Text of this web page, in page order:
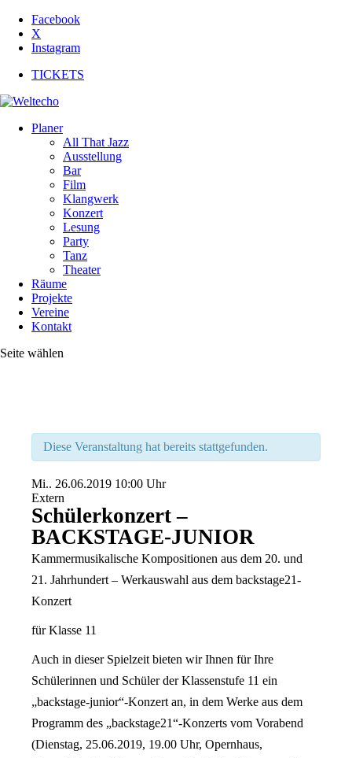
Facebook
X
Instagram
TICKETS
Planer
All That Jazz
Ausstellung
Bar
Film
Klangwerk
Konzert
Lesung
Party
Tanz
Theater
Räume
Projekte
Vereine
Kontakt
Seite wählen
Diese Veranstaltung hat bereits stattgefunden.
Mi.. 26.06.2019 10:00 Uhr
Extern
Schülerkonzert –
BACKSTAGE-JUNIOR
Kammermusikalische Kompositionen aus dem 20. und
21. Jahrhundert – Werkauswahl aus dem backstage21-
Konzert
für Klasse 11
Auch in dieser Spielzeit bieten wir Ihnen für Ihre
Schülerinnen und Schüler der Klassenstufe 11 ein
„backstage-junior“-Konzert an, in dem Werke aus dem
Programm des „backstage21“-Konzerts vom Vorabend
(Dienstag, 25.06.2019, 19.00 Uhr, Opernhaus,